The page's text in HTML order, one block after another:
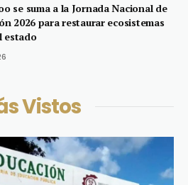
se suma a la Jornada Nacional de
2026 para restaurar ecosistemas
estado
Vistos